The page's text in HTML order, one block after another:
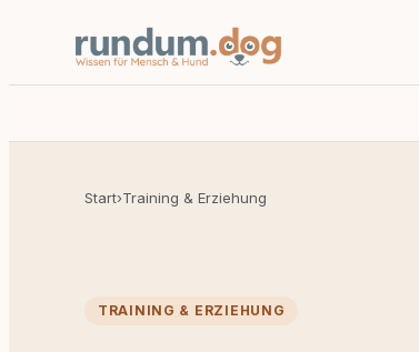
Start›Training & Erziehung
TRAINING & ERZIEHUNG